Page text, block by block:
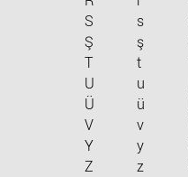
S
s
Ş
ş
T
t
U
u
Ü
ü
V
v
Y
y
Z
z